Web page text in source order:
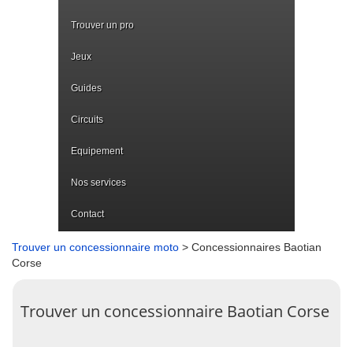
Trouver un pro
Jeux
Guides
Circuits
Equipement
Nos services
Contact
Trouver un concessionnaire moto > Concessionnaires Baotian
Corse
Trouver un concessionnaire Baotian Corse